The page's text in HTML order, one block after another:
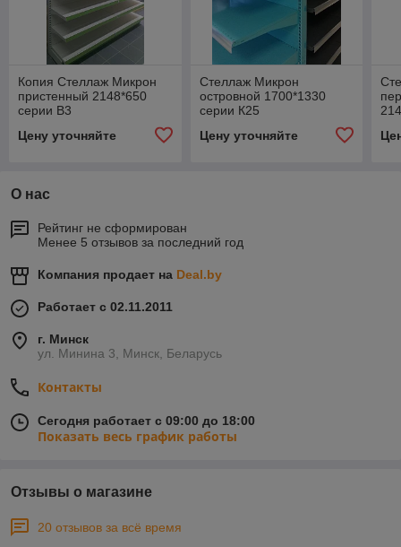
Копия Стеллаж Микрон
пристенный 2148*650
серии В3
Цену уточняйте
Стеллаж Микрон
островной 1700*1330
серии К25
Цену уточняйте
О нас
Рейтинг не сформирован
Менее 5 отзывов за последний год
Компания продает на Deal.by
Работает с 02.11.2011
г. Минск
ул. Минина 3, Минск, Беларусь
Контакты
Сегодня работает с 09:00 до 18:00
Показать весь график работы
Отзывы о магазине
20 отзывов за всё время